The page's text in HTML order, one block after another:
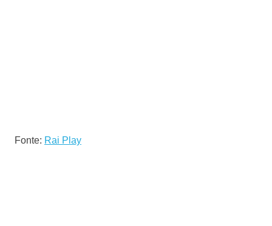
Fonte: Rai Play